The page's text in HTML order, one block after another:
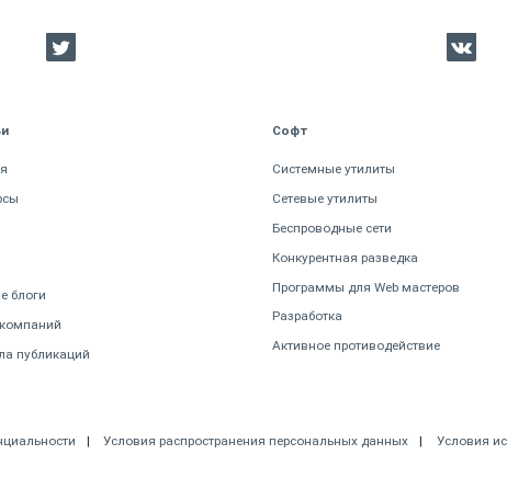
блоги
публикаций
Софт
Системные утилиты
Сетевые утилиты
Беспроводные сети
Конкурентная разведка
Программы для Web мастеров
Разработка
Активное противодействие
Условия распространения персональных данных Условия